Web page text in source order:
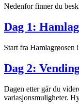
Nedenfor finner du
Dag 1:
Start fra Hamlagrøosen
Dag 2:
Dagen etter går du
variasjonsmuligheter.